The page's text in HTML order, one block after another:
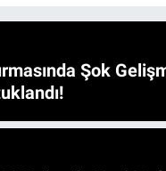
Şok